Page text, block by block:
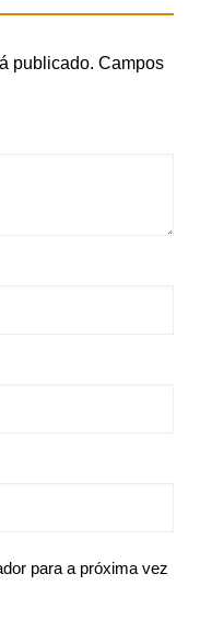
publicado. Campos
para a próxima vez